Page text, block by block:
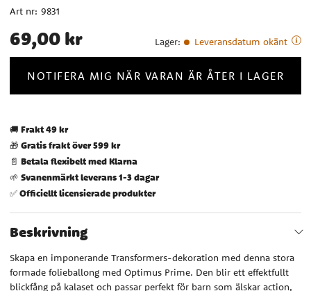
Art nr: 9831
Pris: 69,00 kr
69,00 kr Lager: Leveransdatum okänt
NOTIFERA MIG NÄR VARAN ÄR ÅTER I LAGER
🚚 Frakt 49 kr
🎁 Gratis frakt över 599 kr
📄 Betala flexibelt med Klarna
🌱 Svanenmärkt leverans 1-3 dagar
✅Officiellt licensierade produkter
Beskrivning
Skapa en imponerande Transformers-dekoration med denna stora
formade folieballong med Optimus Prime. Den blir ett effektfullt
blickfång på kalaset och passar perfekt för barn som älskar action,